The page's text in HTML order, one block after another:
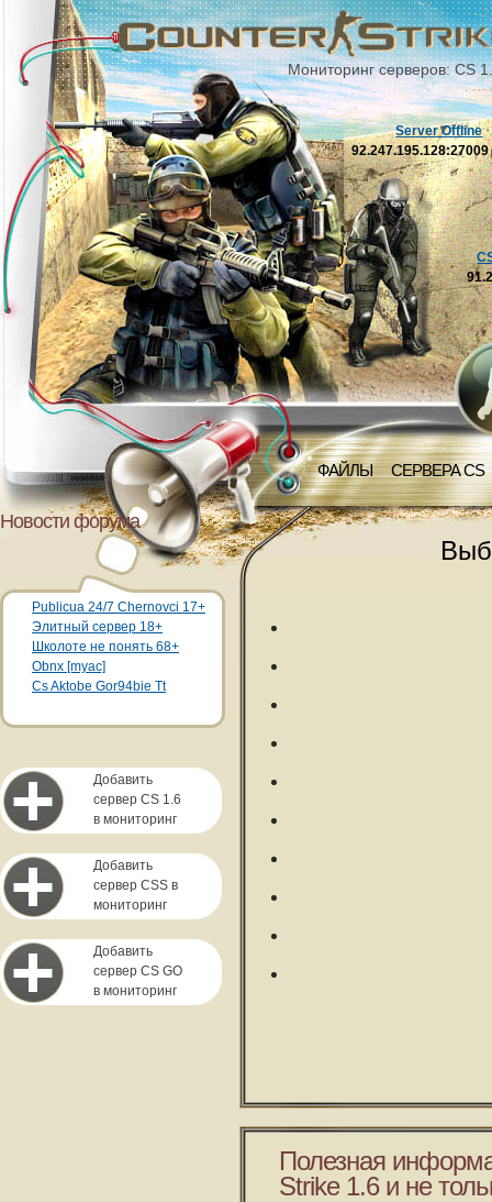
Мониторинг серверов: CS
ФАЙЛЫ СЕРВЕРА CS
Server Offline
92.247.195.128:27009
Новости форума
Publicua 24/7 Chernovci 17+
Элитный сервер 18+
Школоте не понять 68+
Obnx [myac]
Cs Aktobe Gor94bie Tt
Добавить
сервер CS 1.6
в мониторинг
Добавить
сервер CSS в
мониторинг
Добавить
сервер CS GO
в мониторинг
Полезная
Strike 1.6 и не